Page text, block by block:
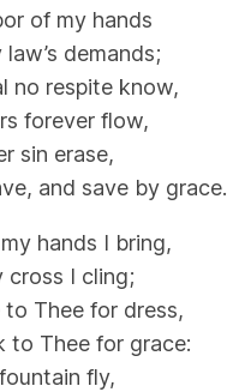
of my hands
demands;
no respite know,
forever flow,
sin erase,
and save by grace.
hands I bring,
cross I cling;
Thee for dress,
to Thee for grace:
fly,